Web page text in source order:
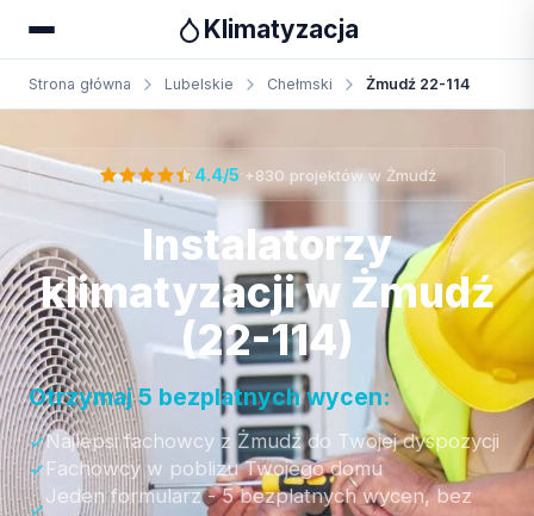
Klimatyzacja
Strona główna Lubelskie Chełmski Żmudź 22-114
Otrzymaj bezpłatną wycenę
4.4/5 +830 projektów w Żmudź
Instalatorzy
klimatyzacji w Żmudź
(22-114)
Otrzymaj 5 bezplatnych wycen:
Najlepsi fachowcy z Żmudź do Twojej dyspozycji
Fachowcy w poblizu Twojego domu
Jeden formularz - 5 bezplatnych wycen, bez